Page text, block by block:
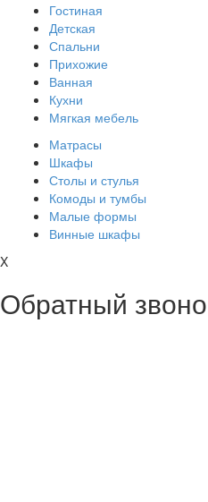
Гостиная
Детская
Спальни
Прихожие
Ванная
Кухни
Мягкая мебель
Матрасы
Шкафы
Столы и стулья
Комоды и тумбы
Малые формы
Винные шкафы
X
Обратный